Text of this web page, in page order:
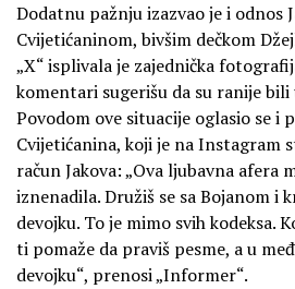
Dodatnu pažnju izazvao je i odnos
Cvijetićaninom, bivšim dečkom
„X“ isplivala je zajednička
komentari sugerišu da su ranije
Povodom ove situacije oglasio se i
Cvijetićanina, koji je na Instagram
račun Jakova: „Ova ljubavna afera
iznenadila. Družiš se sa Bojanom i
devojku. To je mimo svih kodeksa.
ti pomaže da praviš pesme, a u
devojku“, prenosi „Informer“.